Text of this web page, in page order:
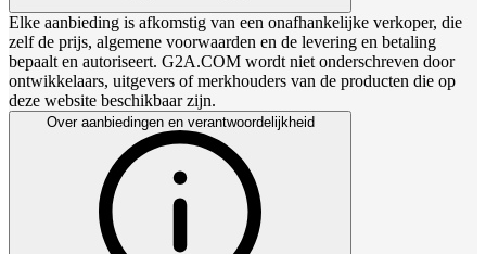
Elke aanbieding is afkomstig van een onafhankelijke verkoper, die
zelf de prijs, algemene voorwaarden en de levering en betaling
bepaalt en autoriseert. G2A.COM wordt niet onderschreven door
ontwikkelaars, uitgevers of merkhouders van de producten die op
deze website beschikbaar zijn.
Over aanbiedingen en verantwoordelijkheid